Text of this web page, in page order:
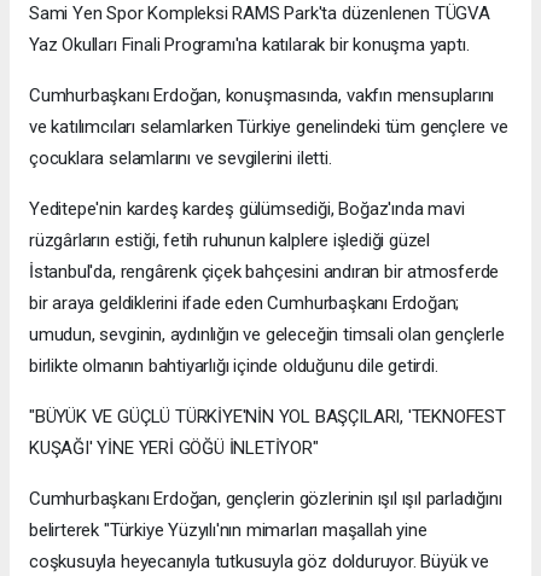
Sami Yen Spor Kompleksi RAMS Park'ta düzenlenen TÜGVA
Yaz Okulları Finali Programı'na katılarak bir konuşma yaptı.
Cumhurbaşkanı Erdoğan, konuşmasında, vakfın mensuplarını
ve katılımcıları selamlarken Türkiye genelindeki tüm gençlere ve
çocuklara selamlarını ve sevgilerini iletti.
Yeditepe'nin kardeş kardeş gülümsediği, Boğaz'ında mavi
rüzgârların estiği, fetih ruhunun kalplere işlediği güzel
İstanbul'da, rengârenk çiçek bahçesini andıran bir atmosferde
bir araya geldiklerini ifade eden Cumhurbaşkanı Erdoğan;
umudun, sevginin, aydınlığın ve geleceğin timsali olan gençlerle
birlikte olmanın bahtiyarlığı içinde olduğunu dile getirdi.
"BÜYÜK VE GÜÇLÜ TÜRKİYE'NİN YOL BAŞÇILARI, 'TEKNOFEST
KUŞAĞI' YİNE YERİ GÖĞÜ İNLETİYOR"
Cumhurbaşkanı Erdoğan, gençlerin gözlerinin ışıl ışıl parladığını
belirterek "Türkiye Yüzyılı'nın mimarları maşallah yine
coşkusuyla heyecanıyla tutkusuyla göz dolduruyor. Büyük ve